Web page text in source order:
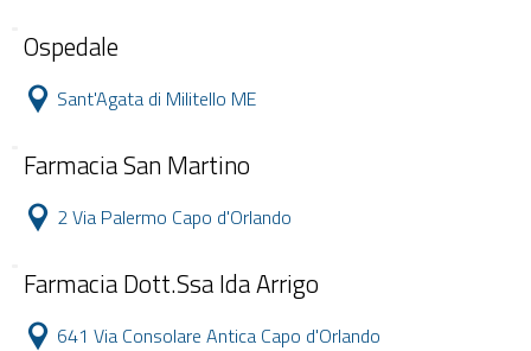
Ospedale
Sant'Agata di Militello ME
Farmacia San Martino
2 Via Palermo Capo d'Orlando
Farmacia Dott.Ssa Ida Arrigo
641 Via Consolare Antica Capo d'Orlando